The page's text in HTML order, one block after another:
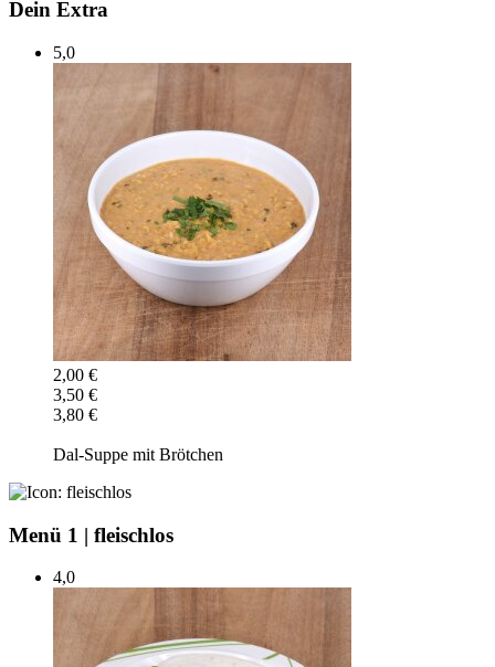
Dein Extra
5,0
2,00 €
3,50 €
3,80 €
Dal-Suppe mit Brötchen
Menü 1 | fleischlos
4,0